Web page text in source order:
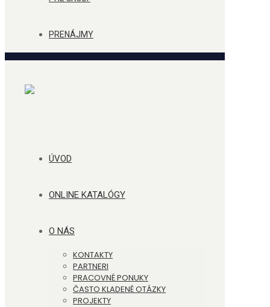
PRENÁJMY
ÚVOD
ONLINE KATALÓGY
O NÁS
KONTAKTY
PARTNERI
PRACOVNÉ PONUKY
ČASTO KLADENÉ OTÁZKY
PROJEKTY